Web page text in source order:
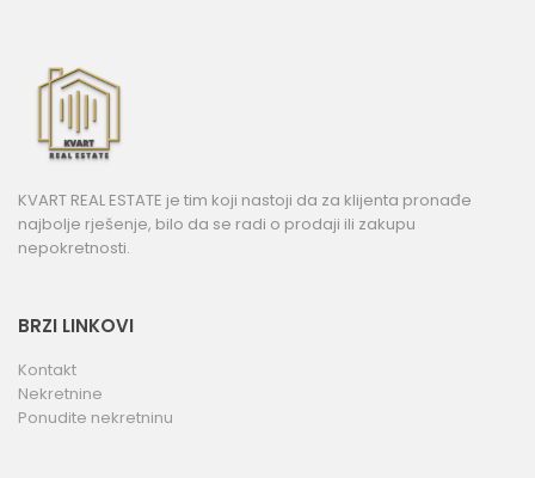
KVART REAL ESTATE je tim koji nastoji da za klijenta pronađe
najbolje rješenje, bilo da se radi o prodaji ili zakupu
nepokretnosti.
BRZI LINKOVI
Kontakt
Nekretnine
Ponudite nekretninu